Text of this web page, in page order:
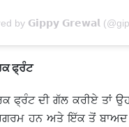
by 𝗚𝗶𝗽𝗽𝘆 𝗚𝗿𝗲𝘄𝗮𝗹
ਫ੍ਰੰਟ
ਫ੍ਰੰਟ ਦੀ ਗੱਲ ਕਰੀਏ ਤਾਂ
ਹਨ ਅਤੇ ਇੱਕ ਤੋਂ ਬਾਅਦ